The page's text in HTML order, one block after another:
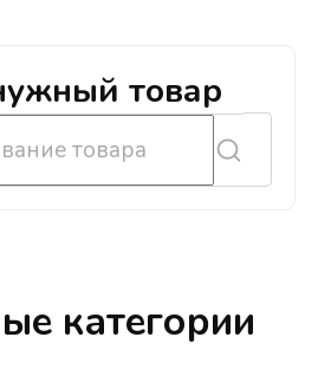
товар
категории